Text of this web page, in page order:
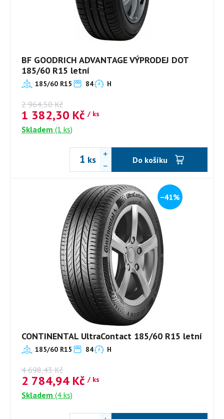
BF GOODRICH ADVANTAGE VÝPRODEJ DOT
185/60 R15 letní
185/60 R15 84 H
2 964,50 Kč
1 382,30 Kč / ks
Skladem (1 ks)
ks Do košíku
−41%
CONTINENTAL UltraContact 185/60 R15 letní
185/60 R15 84 H
4 698,43 Kč
2 784,94 Kč / ks
Skladem (4 ks)